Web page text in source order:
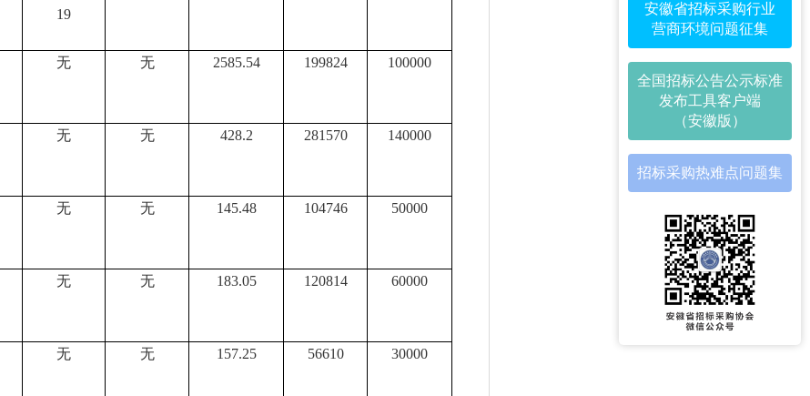
安徽省招标采购行业
营商环境问题征集
全国招标公告公示标准
发布工具客户端
（安徽版）
招标采购热难点问题集
19
无 无 2585.54 199824 100000
无 无 428.2 281570 140000
无 无 145.48 104746 50000
无 无 183.05 120814 60000
无 无 157.25 56610 30000